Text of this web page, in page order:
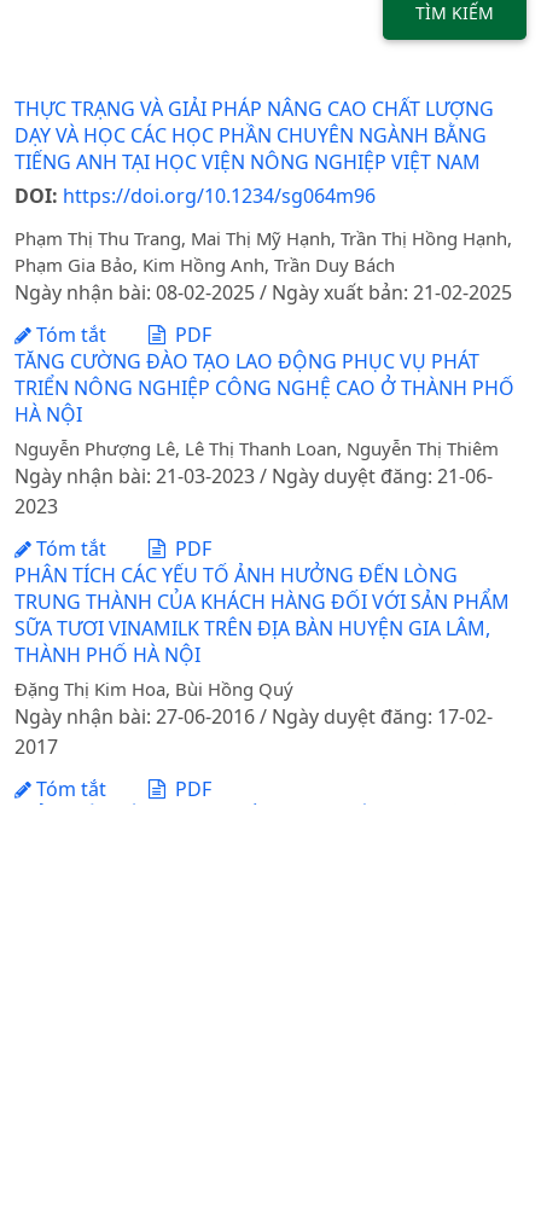
TÌM KIẾM
THỰC TRẠNG VÀ GIẢI PHÁP NÂNG CAO CHẤT LƯỢNG
DẠY VÀ HỌC CÁC HỌC PHẦN CHUYÊN NGÀNH BẰNG
TIẾNG ANH TẠI HỌC VIỆN NÔNG NGHIỆP VIỆT NAM
DOI: https://doi.org/10.1234/sg064m96
Phạm Thị Thu Trang, Mai Thị Mỹ Hạnh, Trần Thị Hồng Hạnh,
Phạm Gia Bảo, Kim Hồng Anh, Trần Duy Bách
Ngày nhận bài: 08-02-2025 / Ngày xuất bản: 21-02-2025
Tóm tắt
PDF
TĂNG CƯỜNG ĐÀO TẠO LAO ĐỘNG PHỤC VỤ PHÁT
TRIỂN NÔNG NGHIỆP CÔNG NGHỆ CAO Ở THÀNH PHỐ
HÀ NỘI
Nguyễn Phượng Lê, Lê Thị Thanh Loan, Nguyễn Thị Thiêm
Ngày nhận bài: 21-03-2023 / Ngày duyệt đăng: 21-06-
2023
Tóm tắt
PDF
PHÂN TÍCH CÁC YẾU TỐ ẢNH HƯỞNG ĐẾN LÒNG
TRUNG THÀNH CỦA KHÁCH HÀNG ĐỐI VỚI SẢN PHẨM
SỮA TƯƠI VINAMILK TRÊN ĐỊA BÀN HUYỆN GIA LÂM,
THÀNH PHỐ HÀ NỘI
Đặng Thị Kim Hoa, Bùi Hồng Quý
Ngày nhận bài: 27-06-2016 / Ngày duyệt đăng: 17-02-
2017
Tóm tắt
PDF